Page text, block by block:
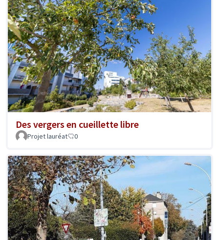
Des vergers en cueillette libre
Projet lauréat 0